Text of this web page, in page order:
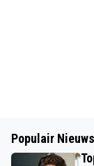
Populair Nieuws